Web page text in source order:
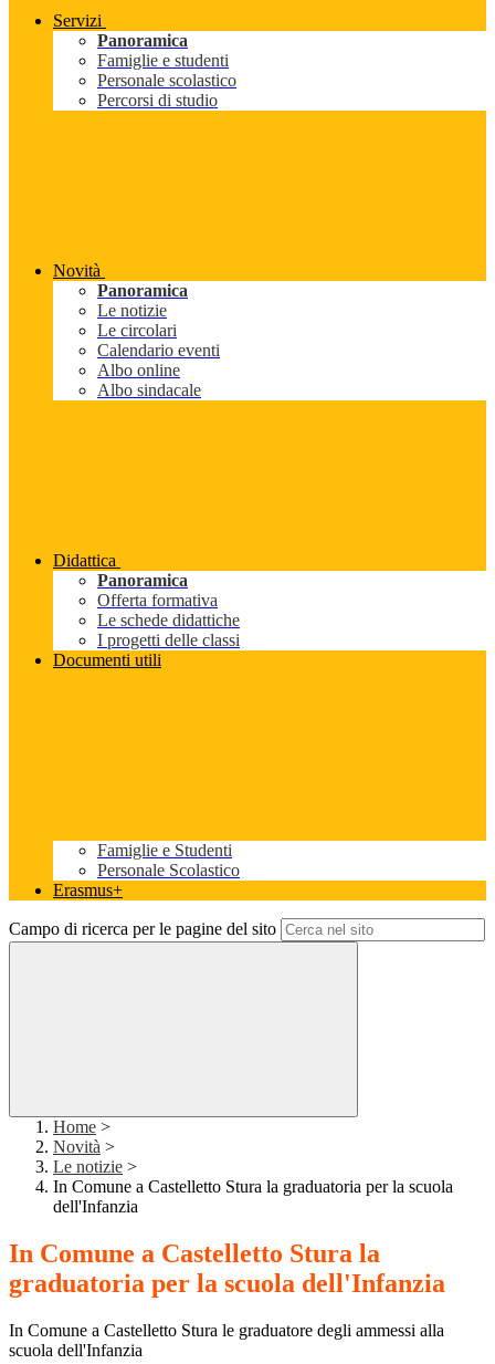
Servizi
Panoramica
Famiglie e studenti
Personale scolastico
Percorsi di studio
Novità
Panoramica
Le notizie
Le circolari
Calendario eventi
Albo online
Albo sindacale
Didattica
Panoramica
Offerta formativa
Le schede didattiche
I progetti delle classi
Documenti utili
Famiglie e Studenti
Personale Scolastico
Erasmus+
Campo di ricerca per le pagine del sito
Home >
Novità >
Le notizie >
In Comune a Castelletto Stura la graduatoria per la scuola
dell'Infanzia
In Comune a Castelletto Stura la
graduatoria per la scuola dell'Infanzia
In Comune a Castelletto Stura le graduatore degli ammessi alla
scuola dell'Infanzia